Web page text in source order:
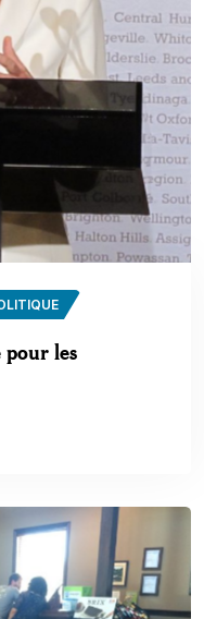
pour les